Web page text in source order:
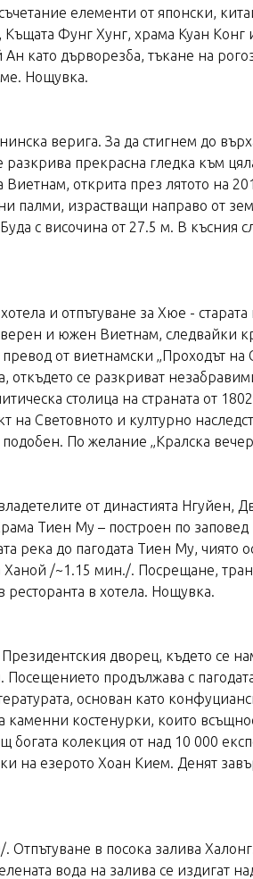
елементи от японски,
Фунг Хунг, храма Куан Конг
като дърворезба, тъкане на
Нощувка.
верига. За да стигнем до
прекрасна гледка към
открита през лятото на
палми, израстващи направо от
с височина от 27.5 м. В късния
и отпътуване за Хюе -
и южен Виетнам, следвайки
от виетнамски „Проходът
откъдето се разкриват
столица на страната от
на Световното и културно
По желание „Кралска
от династията Нгуйен,
Тиен Му – построен по
река до пагодата Тиен Му, чиято
/~1.15 мин./. Посрещане,
в хотела. Нощувка.
дворец, където се
продължава с
основан като
каменни костенурки, които
колекция от над 10 000
на езерото Хоан Кием. Денят
в посока залива
вода на залива се издигат